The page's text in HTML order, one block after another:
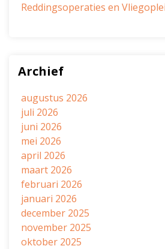
Reddingsoperaties en
Archief
augustus 2026
juli 2026
juni 2026
mei 2026
april 2026
maart 2026
februari 2026
januari 2026
december 2025
november 2025
oktober 2025